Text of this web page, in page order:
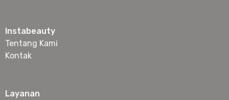
Instabeauty
Tentang Kami
Kontak
Layanan